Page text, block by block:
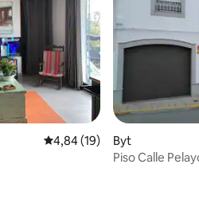
Průměrné hodnocení 4,84 z
4,84 (19)
Byt
Piso Calle